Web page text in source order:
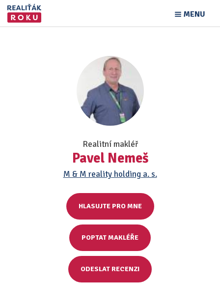
MENU
Realitní makléř
Pavel Nemeš
M & M reality holding a. s.
HLASUJTE PRO MNE
POPTAT MAKLÉŘE
ODESLAT RECENZI